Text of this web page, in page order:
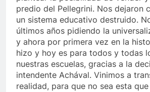
predio del Pellegrini. Nos dejaron
un sistema educativo destruido.
últimos años pidiendo la
y ahora por primera vez en la
hizo y hoy es para todos y todas
nuestras escuelas, gracias a la
intendente Achával. Vinimos a
realidad, para que no sea esta que